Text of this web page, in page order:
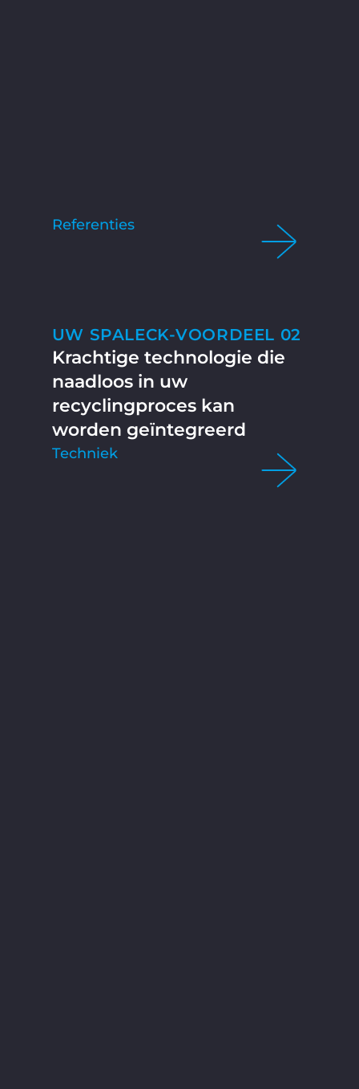
Referenties
UW SPALECK-VOORDEEL 02
Krachtige technologie die
naadloos in uw
recyclingproces kan
worden geïntegreerd
Techniek